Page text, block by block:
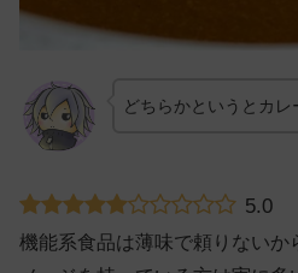
どちらかというとカレ
5.0
機能系食品は薄味で頼りない